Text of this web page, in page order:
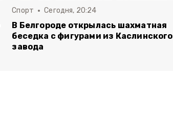
Спорт Сегодня, 20:24
В Белгороде открылась шахматная
беседка с фигурами из Каслинского
завода